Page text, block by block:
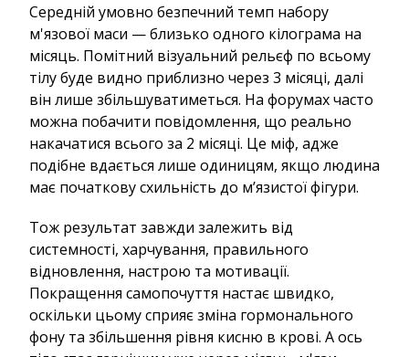
Середній умовно безпечний темп набору
м'язової маси — близько одного кілограма на
місяць. Помітний візуальний рельєф по всьому
тілу буде видно приблизно через 3 місяці, далі
він лише збільшуватиметься. На форумах часто
можна побачити повідомлення, що реально
накачатися всього за 2 місяці. Це міф, адже
подібне вдається лише одиницям, якщо людина
має початкову схильність до м’язистої фігури.
Тож результат завжди залежить від
системності, харчування, правильного
відновлення, настрою та мотивації.
Покращення самопочуття настає швидко,
оскільки цьому сприяє зміна гормонального
фону та збільшення рівня кисню в крові. А ось